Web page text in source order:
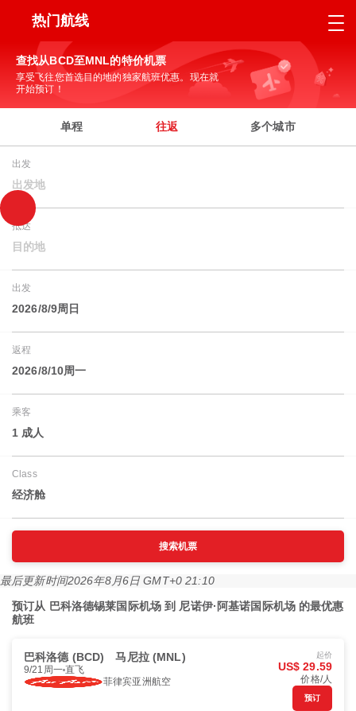
热门航线
查找从BCD至MNL的特价机票
享受飞往您首选目的地的独家航班优惠。现在就
开始预订！
单程 往返 多个城市
出发
出发地
抵达
目的地
出发
2026/8/9周日
返程
2026/8/10周一
乘客
1 成人
Class
经济舱
搜索机票
最后更新时间2026年8月6日 GMT+0 21:10
预订从 巴科洛德锡莱国际机场 到 尼诺伊·阿基诺国际机场 的最优惠
航班
巴科洛德 (BCD) 马尼拉 (MNL)
9/21周一 直飞
菲律宾亚洲航空
起价
US$ 29.59
价格/人
预订